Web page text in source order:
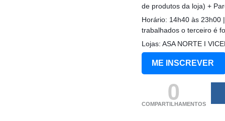
de produtos da loja) +
Horário: 14h40 às 23h00
trabalhados o terceiro é
Lojas: ASA NORTE I
ME INSCREVER
0
COMPARTILHAMENTOS